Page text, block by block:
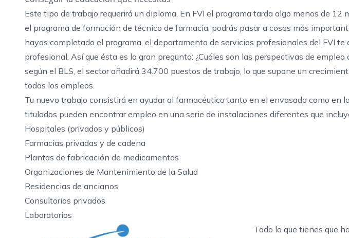
Este tipo de trabajo requerirá un diploma. En FVI el programa tarda algo menos de 12
el programa de formación de técnico de farmacia, podrás pasar a cosas más
hayas completado el programa, el departamento de servicios profesionales del FVI
profesional. Así que ésta es la gran pregunta: ¿Cuáles son las perspectivas de empleo
según el BLS, el sector añadirá 34.700 puestos de trabajo, lo que supone un
todos los empleos.
Tu nuevo trabajo consistirá en ayudar al farmacéutico tanto en el envasado como en
titulados pueden encontrar empleo en una serie de instalaciones diferentes que
Hospitales (privados y públicos)
Farmacias privadas y de cadena
Plantas de fabricación de medicamentos
Organizaciones de Mantenimiento de la Salud
Residencias de ancianos
Consultorios privados
Laboratorios
Todo lo que tienes que